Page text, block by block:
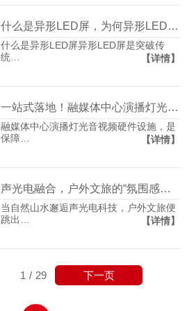
什么是异形LED屏，为何异形LED屏快速走红
什么是异形LED屏异形LED屏是突破传
统…
【详情】
一站式落地！融媒体中心演播灯光音视频系统建设实施方案分享
融媒体中心演播灯光音视频硬件设施，是
保障…
【详情】
声光电融合，户外文旅的“氛围感密码”
当自然山水邂逅声光电科技，户外文旅便
跳出…
【详情】
1 / 29 下一页